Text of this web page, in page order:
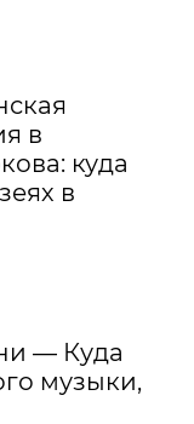
в
куда
в
— Куда
музыки,